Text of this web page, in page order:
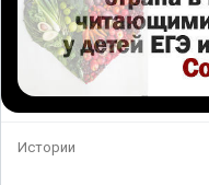
Истории